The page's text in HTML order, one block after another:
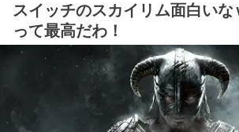
スイッチのスカイリム面白いな
って最高だわ！